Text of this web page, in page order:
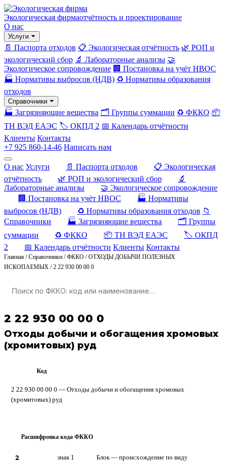
Экологическая фирмаотчётность и проектирование
О нас
Услуги
📄 Паспорта отходов 📋 Экологическая отчётность 🌿 РОП и
экологический сбор 🔬 Лабораторные анализы 🤝
Экологическое сопровождение 🏢 Постановка на учёт НВОС
🏭 Нормативы выбросов (НДВ) ♻️ Нормативы образования
отходов
Справочники
🏭 Загрязняющие вещества 🗂️ Группы суммации ♻️ ФККО 📦
ТН ВЭД ЕАЭС 🏷️ ОКПД 2 📅 Календарь отчётности
Клиенты Контакты
+7 925 860-14-46 Написать нам
О нас Услуги 📄 Паспорта отходов
📋 Экологическая
отчётность
🌿 РОП и экологический сбор
🔬
Лабораторные анализы
🤝 Экологическое сопровождение
🏢 Постановка на учёт НВОС
🏭 Нормативы
выбросов (НДВ)
♻️ Нормативы образования отходов 📁
Справочники
🏭 Загрязняющие вещества
🗂️ Группы
суммации
♻️ ФККО 📦 ТН ВЭД ЕАЭС
🏷️ ОКПД
2
📅 Календарь отчётности Клиенты Контакты
Главная /Справочники /ФККО /ОТХОДЫ ДОБЫЧИ ПОЛЕЗНЫХ
ИСКОПАЕМЫХ /2 22 930 00 00 0
2 22 930 00 00 0
Отходы добычи и обогащения хромовых
(хромитовых) руд
Код
2 22 930 00 00 0 — Отходы добычи и обогащения хромовых
(хромитовых) руд
Расшифровка кода ФККО
2 знак 1
Блок — происхождение по виду